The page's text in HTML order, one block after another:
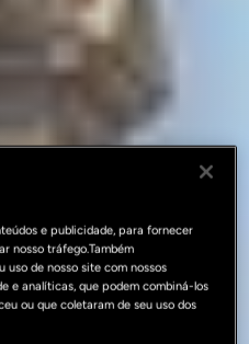
e publicidade, para fornecer
nosso tráfego.Também
uso de nosso site com nossos
e analíticas, que podem combiná-los
ou que coletaram de seu uso dos